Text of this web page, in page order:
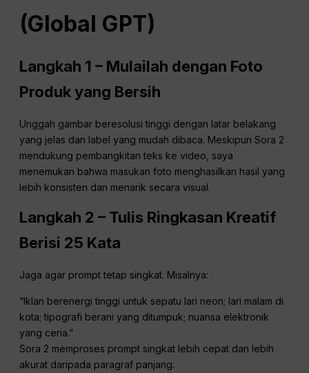
(Global GPT)
Langkah 1 – Mulailah dengan Foto
Produk yang Bersih
Unggah gambar beresolusi tinggi dengan latar belakang
yang jelas dan label yang mudah dibaca. Meskipun Sora 2
mendukung pembangkitan teks ke video, saya
menemukan bahwa masukan foto menghasilkan hasil yang
lebih konsisten dan menarik secara visual.
Langkah 2 – Tulis Ringkasan Kreatif
Berisi 25 Kata
Jaga agar prompt tetap singkat. Misalnya:
“Iklan berenergi tinggi untuk sepatu lari neon; lari malam di
kota; tipografi berani yang ditumpuk; nuansa elektronik
yang ceria.”
Sora 2 memproses prompt singkat lebih cepat dan lebih
akurat daripada paragraf panjang.